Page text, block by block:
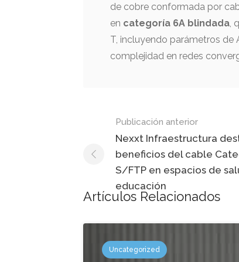
de cobre conformada por
en categoría 6A blindada,
T, incluyendo parámetros de
complejidad en redes
Mensaje
navegación
Publicación anterior
Nexxt Infraestructura
beneficios del cable
S/FTP en espacios de
educación
Artículos Relacionados
Uncategorized